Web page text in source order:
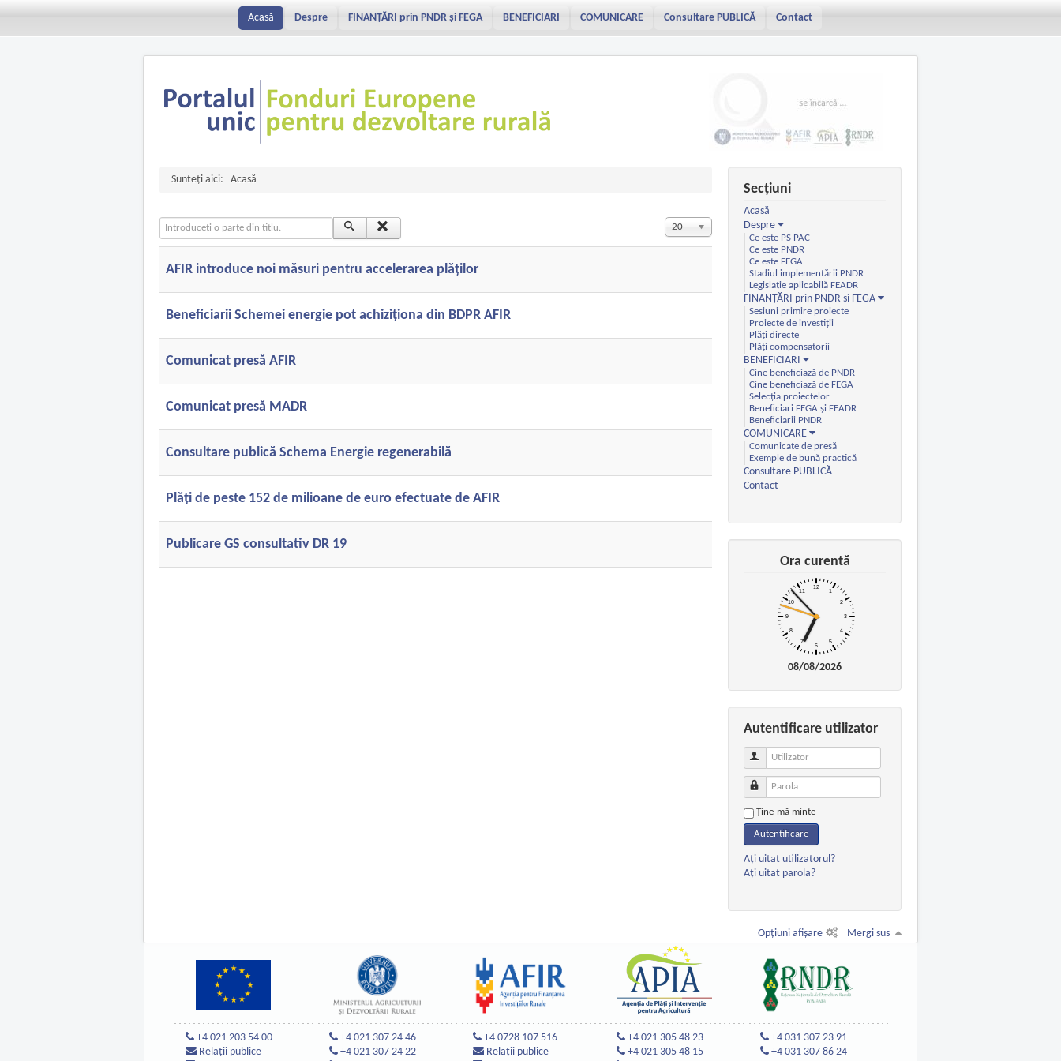
Acasă Despre FINANȚĂRI prin PNDR și FEGA BENEFICIARI COMUNICARE Consultare PUBLICĂ Contact
Sunteți aici: Acasă
Introduceți o parte din titlu. Afișare #
20
AFIR introduce noi măsuri pentru accelerarea plăților
Beneficiarii Schemei energie pot achiziționa din BDPR AFIR
Comunicat presă AFIR
Comunicat presă MADR
Consultare publică Schema Energie regenerabilă
Plăți de peste 152 de milioane de euro efectuate de AFIR
Publicare GS consultativ DR 19
Secțiuni
Acasă
Despre
Ce este PS PAC
Ce este PNDR
Ce este FEGA
Stadiul implementării PNDR
Legislație aplicabilă FEADR
FINANȚĂRI prin PNDR și FEGA
Sesiuni primire proiecte
Proiecte de investiții
Plăți directe
Plăți compensatorii
BENEFICIARI
Cine beneficiază de PNDR
Cine beneficiază de FEGA
Selecția proiectelor
Beneficiari FEGA și FEADR
Beneficiarii PNDR
COMUNICARE
Comunicate de presă
Exemple de bună practică
Consultare PUBLICĂ
Contact
Ora curentă
08/08/2026
Autentificare utilizator
Utilizator
Parola
Ţine-mă minte
Autentificare
Aţi uitat utilizatorul?
Aţi uitat parola?
Opțiuni afișare Mergi sus
+4 021 203 54 00
Relații publice
+4 021 307 24 46
+4 021 307 24 22
+4 0728 107 516
Relații publice
+4 021 305 48 23
+4 021 305 48 15
+4 031 307 23 91
+4 031 307 86 24